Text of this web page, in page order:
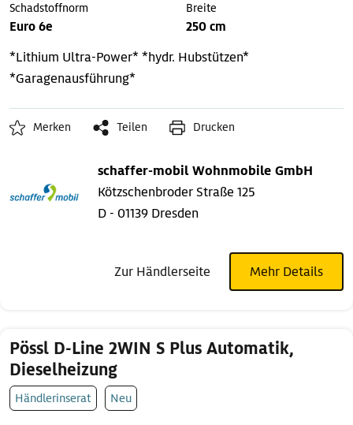
Schadstoffnorm
Euro 6e
Breite
250 cm
*Lithium Ultra-Power**hydr. Hubstützen*
*Garagenausführung*
Merken Teilen Drucken
schaffer-mobil Wohnmobile GmbH
Kötzschenbroder Straße 125
D - 01139 Dresden
Zur Händlerseite Mehr Details
Pössl D-Line 2WIN S Plus Automatik,
Dieselheizung
Händlerinserat Neu